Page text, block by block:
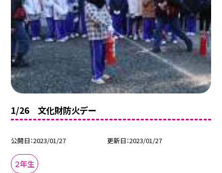
1/26 文化財防火デー
公開日 2023/01/27 更新日 2023/01/27
２年生